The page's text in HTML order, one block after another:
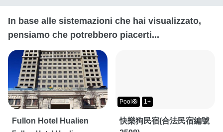
In base alle sistemazioni che hai visualizzato,
pensiamo che potrebbero piacerti...
Fullon Hotel Hualien
Pool🛟 1+
快樂狗民宿(合法民宿編號